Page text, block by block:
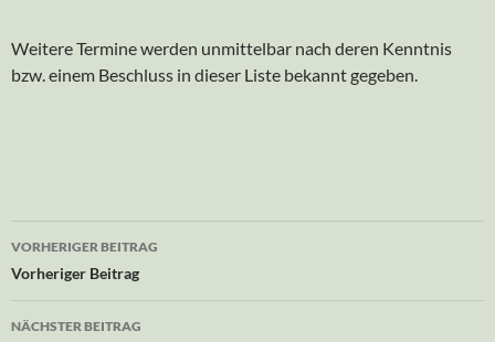
Weitere Termine werden unmittelbar nach deren Kenntnis
bzw. einem Beschluss in dieser Liste bekannt gegeben.
Beitrags-
Navigation
VORHERIGER BEITRAG
Vorheriger Beitrag
NÄCHSTER BEITRAG